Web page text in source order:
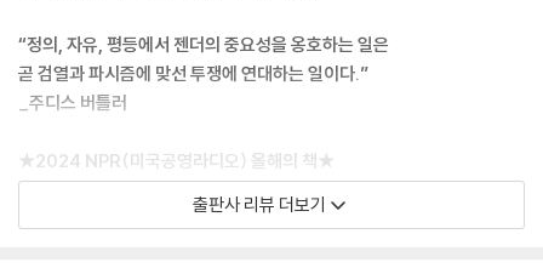
연결고리는 국경을 넘나드는 여러 형태의 보수주의 정치에서 반복된다. 이
는 바로 민족주의적 의제들이 ‘젠더’와 같은 핵심 용어의 초국가적 유포를
바탕으로 형성되며, 이 용어가 이리저리 이동하면서 그 효과를 축적한다는
--- 「1장 지구적 장면」 중에서
게이·레즈비언의 삶에 대해 사유할 수 있다는 것은 최소한 사회의 다른 사
람들이 그러한 용어로 묘사되는 삶을 올바르게 살아가고 있음을 인지하고
“정의, 자유, 평등에서 젠더의 중요성을 옹호하는 일은
곧 검열과 파시즘에 맞선 투쟁에 연대하는 일이다.”
_주디스 버틀러
★2024 NPR(미국공영라디오) 올해의 책★
★나오미 클라인, 클로디아 랭킨, 아미아 스리니바산 추천★
출판사 리뷰 더보기